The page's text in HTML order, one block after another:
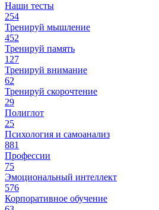
Наши тесты
254
Тренируй мышление
452
Тренируй память
127
Тренируй внимание
62
Тренируй скорочтение
29
Полиглот
25
Психология и самоанализ
881
Профессии
75
Эмоциональный интеллект
576
Корпоративное обучение